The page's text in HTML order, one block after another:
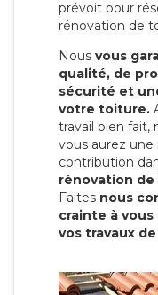
prévoit pour
rénovation de
Nous vous
qualité, de
sécurité et
votre toiture.
travail bien fait,
vous aurez
contribution
rénovation
Faites nous
crainte à
vos travaux